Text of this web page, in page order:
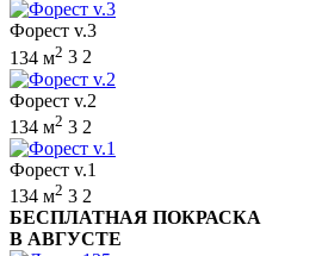
Форест v.3
134 м2 3 2
Форест v.2
134 м2 3 2
Форест v.1
134 м2 3 2
БЕСПЛАТНАЯ ПОКРАСКА
В АВГУСТЕ